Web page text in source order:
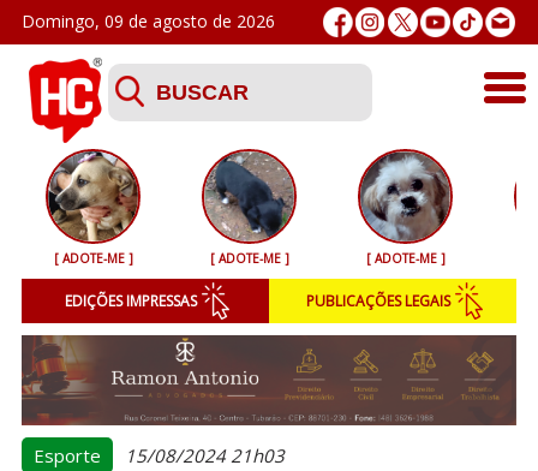
Domingo, 09 de agosto de 2026
Últimas
Esporte
Segurança
Geral
Variedades
Colunistas
[ ADOTE-ME ] [ ADOTE-ME ] [ ADOTE-ME ]
EDIÇÕES IMPRESSAS PUBLICAÇÕES LEGAIS
Esporte 15/08/2024 21h03